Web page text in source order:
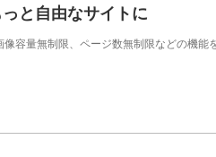
と自由なサイトに
容量無制限、ページ数無制限などの機能